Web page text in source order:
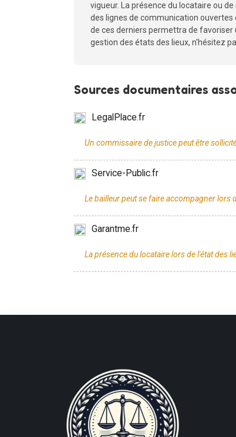
vigueur. La présence du locataire ou
des lignes de communication
de ces derniers permettra de
gestion des états des lieux, n'hésitez
Sources documentaires
LegalPlace.fr
Service-Public.fr
Garantme.fr